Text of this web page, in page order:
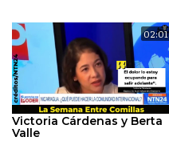
02:01
Victoria Cárdenas y Berta
Valle